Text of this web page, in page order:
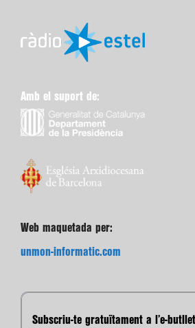
Amb el suport de:
Web maquetada per:
unmon-informatic.com
Subscriu-te gratuïtament a l’e-